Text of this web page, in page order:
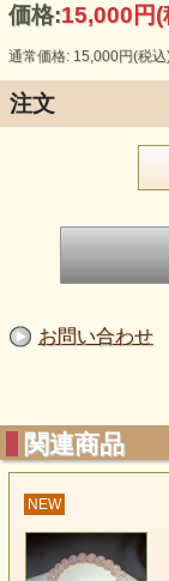
私はどことなく
価格:15,000円(
通常価格: 15,000円(税込
注文
お問い合わせ
関連商品
NEW